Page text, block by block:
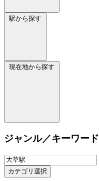
駅から探す
現在地から探す
ジャンル／キーワード
カテゴリ選択